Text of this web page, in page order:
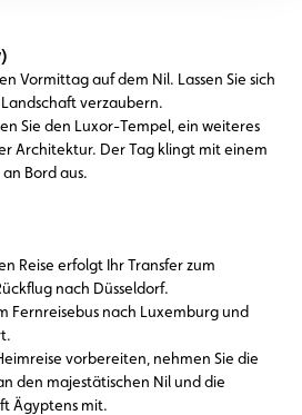
Vormittag auf dem Nil. Lassen Sie sich
verzaubern.
Sie den Luxor-Tempel, ein weiteres
Architektur. Der Tag klingt mit einem
Bord aus.
Reise erfolgt Ihr Transfer zum
nach Düsseldorf.
Fernreisebus nach Luxemburg und
vorbereiten, nehmen Sie die
den majestätischen Nil und die
Ägyptens mit.